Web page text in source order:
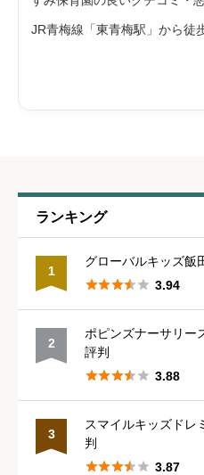
星の数をお選びください 
星の数をお選びください
星の数をお選びください
わせて評判をご紹介します。
法人青梅みどり福祉会は、「
JR青梅線「東青梅駅」から徒
ランキング
1
グローバルキッズ飯
 3.94
2
ポピンズナーサリー
評判
 3.88
3
スマイルキッズドレ
判
 3.87